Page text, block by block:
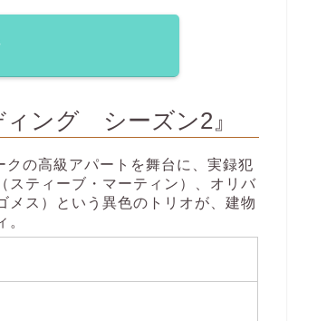
ィング シーズン2』
の高級アパートを舞台に、実録犯
スティーブ・マーティン）、オリバ
メス）という異色のトリオが、建物
。